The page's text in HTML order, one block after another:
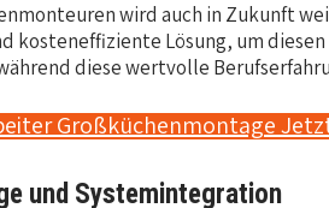
wird auch in Zukunft
kosteneffiziente Lösung, um
diese wertvolle
Großküchenmontage
und Systemintegration